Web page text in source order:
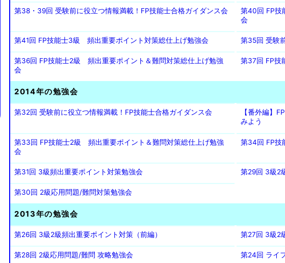
第38・39回 受験前に役立つ情報満載！FP技能士合格ガイダンス会
第40回 FP技
会
第41回 FP技能士3級 頻出重要ポイント対策総仕上げ勉強会 第35回 受験
第36回 FP技能士2級 頻出重要ポイント＆難問対策総仕上げ勉強
会
第37回 FP技
2014年の勉強会
第32回 受験前に役立つ情報満載！FP技能士合格ガイダンス会
【番外編】
みよう
第33回 FP技能士2級 頻出重要ポイント＆難問対策総仕上げ勉強
会
第34回 FP技
第31回 3級頻出重要ポイント対策勉強会 第29回 3級2
第30回 2級応用問題/難問対策勉強会
2013年の勉強会
第26回 3級2級頻出重要ポイント対策（前編） 第27回 3級2
第28回 2級応用問題/難問 攻略勉強会 第24回 ライ